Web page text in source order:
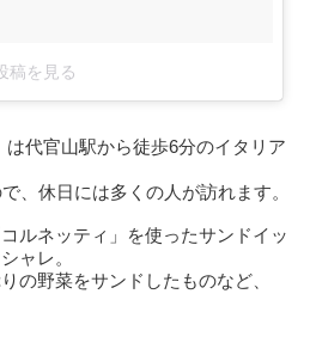
稿を見る
は代官山駅から徒歩6分のイタリア
、休日には多くの人が訪れます。
ルネッティ」を使ったサンドイッ
ャレ。
の野菜をサンドしたものなど、